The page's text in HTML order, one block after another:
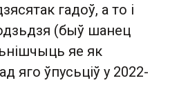
гадоў, а то і
(быў шанец
яе як
яго ўпусьціў у 2022-